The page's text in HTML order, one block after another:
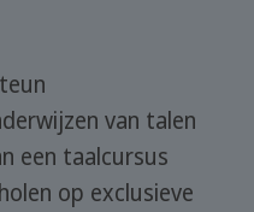
van talen
een taalcursus
op exclusieve